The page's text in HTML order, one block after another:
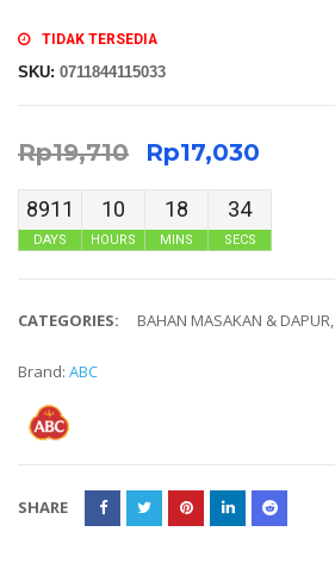
TIDAK TERSEDIA
SKU: 0711844115033
Rp19,710 Rp17,030
8911
DAYS
10
HOURS
18
MINS
34
SECS
CATEGORIES: BAHAN MASAKAN & DAPUR,
Brand: ABC
SHARE